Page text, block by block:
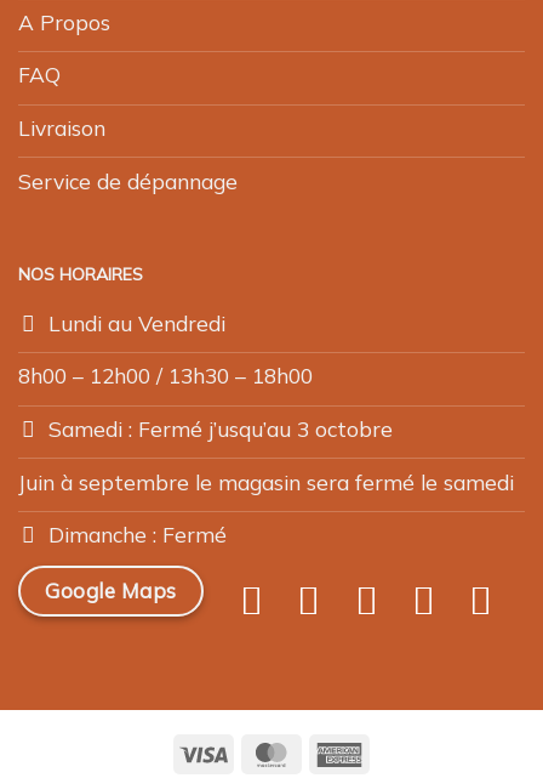
A Propos
FAQ
Livraison
Service de dépannage
NOS HORAIRES
Lundi au Vendredi
8h00 – 12h00 / 13h30 – 18h00
Samedi : Fermé j’usqu’au 3 octobre
Juin à septembre le magasin sera fermé le samedi
Dimanche : Fermé
Google Maps
Visa MasterCard